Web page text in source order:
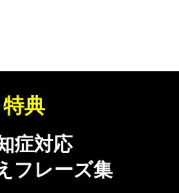
特典
症対応
フレーズ集